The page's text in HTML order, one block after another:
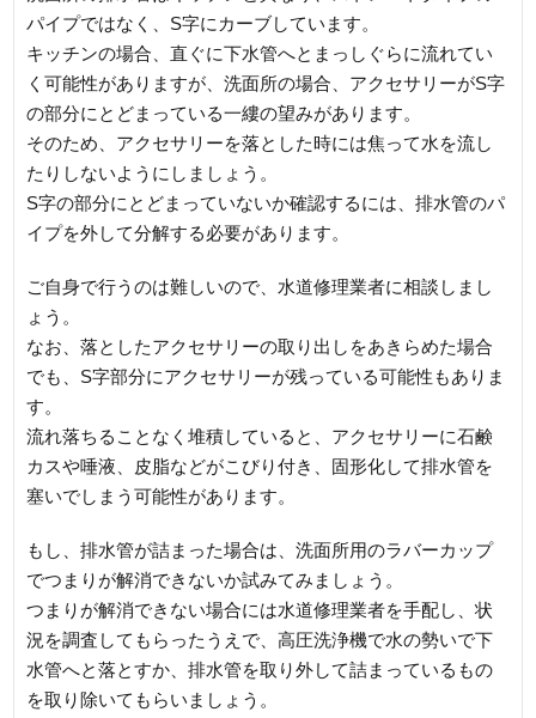
パイプではなく、S字にカーブしています。
キッチンの場合、直ぐに下水管へとまっしぐらに流れてい
く可能性がありますが、洗面所の場合、アクセサリーがS字
の部分にとどまっている一縷の望みがあります。
そのため、アクセサリーを落とした時には焦って水を流し
たりしないようにしましょう。
S字の部分にとどまっていないか確認するには、排水管のパ
イプを外して分解する必要があります。
ご自身で行うのは難しいので、水道修理業者に相談しまし
ょう。
なお、落としたアクセサリーの取り出しをあきらめた場合
でも、S字部分にアクセサリーが残っている可能性もありま
す。
流れ落ちることなく堆積していると、アクセサリーに石鹸
カスや唾液、皮脂などがこびり付き、固形化して排水管を
塞いでしまう可能性があります。
もし、排水管が詰まった場合は、洗面所用のラバーカップ
でつまりが解消できないか試みてみましょう。
つまりが解消できない場合には水道修理業者を手配し、状
況を調査してもらったうえで、高圧洗浄機で水の勢いで下
水管へと落とすか、排水管を取り外して詰まっているもの
を取り除いてもらいましょう。